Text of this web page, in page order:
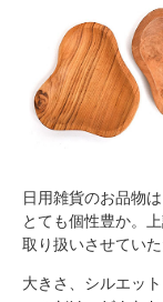
日用雑貨のお品物
とても個性豊か。
取り扱いさせていた
大きさ、シルエッ